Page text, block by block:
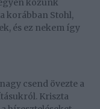
közünk
korábban Stohl,
és ez nekem így
csend övezte a
Kriszta